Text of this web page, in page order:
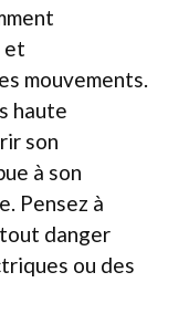
et
mouvements.
haute
son
à son
Pensez à
danger
ou des